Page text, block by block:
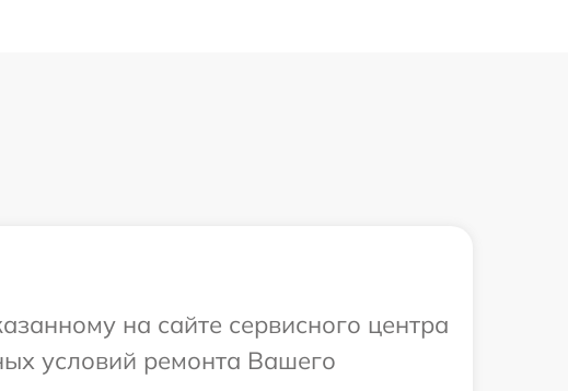
на сайте сервисного центра
условий ремонта Вашего